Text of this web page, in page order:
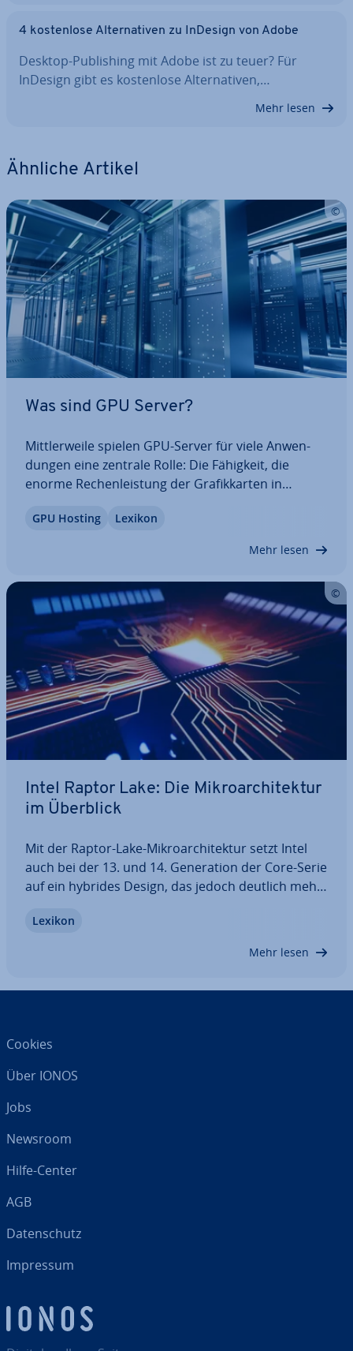
4 kos­ten­lo­se Al­ter­na­ti­ven zu InDesign von Adobe
Desktop-Pu­bli­shing mit Adobe ist zu teuer? Für
InDesign gibt es kos­ten­lo­se Al­ter­na­ti­ven,…
Mehr lesen
Ähnliche Artikel
Was sind GPU Server?
Mitt­ler­wei­le spielen GPU-Server für viele An­wen­
dun­gen eine zentrale Rolle: Die Fähigkeit, die
enorme Re­chen­leis­tung der Gra­fik­kar­ten in
wen­dungs­ge­bie­ten wie zum Beispiel Machine
GPU Hosting Lexikon
Mehr lesen
Intel Raptor Lake: Die Mi­kro­ar­chi­tek­tur
im Überblick
Mit der Raptor-Lake-Mi­kro­ar­chi­tek­tur setzt Intel
auch bei der 13. und 14. Ge­ne­ra­ti­on der Core-Serie
auf ein hybrides Design, das jedoch deutlich mehr
Alder Lake. Welche Vor- und Nachteile die Intel-
Lexikon
Mehr lesen
Cookies
Über IONOS
Jobs
Newsroom
Hilfe-Center
AGB
Da­ten­schutz
Impressum